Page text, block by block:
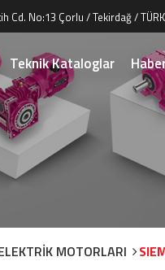
Cd. No:13 Çorlu / Tekirdağ /
Teknik Kataloglar
MOTORLARI